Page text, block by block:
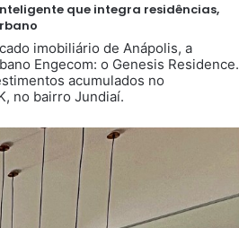
que integra residências,
imobiliário de Anápolis, a
Engecom: o Genesis Residence.
acumulados no
no bairro Jundiaí.